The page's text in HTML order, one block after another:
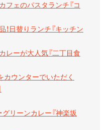
フェのパスタランチ『コ
日替りランチ『キッチン
レーが大人気『二丁目食
カウンターでいただく
リーンカレー『神楽坂